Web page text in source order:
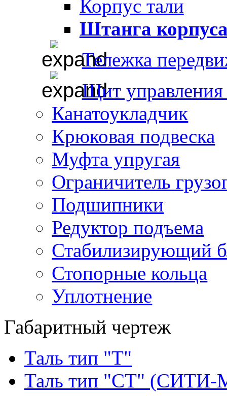
Корпус тали
Штанга
Тележка
Щит управления
Канатоукладчик
Крюковая подвеска
Муфта упругая
Ограничитель
Подшипники
Редуктор подъема
Стабилизирующий
Стопорные кольца
Уплотнение
Габаритный чертеж
Таль тип "Т"
Таль тип "СТ" (СИТИ-